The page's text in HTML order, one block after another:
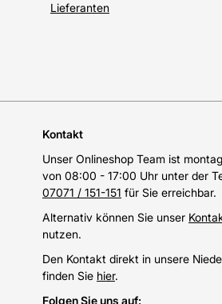
Lieferanten
Kontakt
Unser Onlineshop Team ist
von 08:00 - 17:00 Uhr unter der
07071 / 151-151 für Sie erreichbar.
Alternativ können Sie unser
nutzen.
Den Kontakt direkt in unsere
finden Sie hier.
Folgen Sie uns auf: